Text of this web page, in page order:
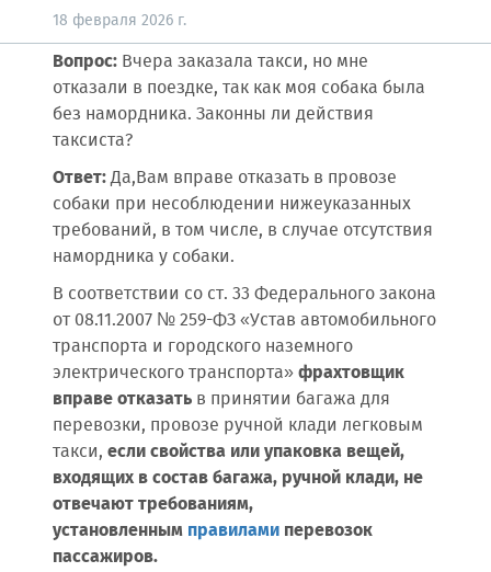
18 февраля 2026 г.
Вопрос: Вчера заказала такси, но мне
отказали в поездке, так как моя собака была
без намордника. Законны ли действия
таксиста?
Ответ:Да,Вам вправе отказать в провозе
собаки при несоблюдении нижеуказанных
требований, в том числе, в случае отсутствия
намордника у собаки.
В соответствии со ст. 33 Федерального закона
от 08.11.2007 № 259-ФЗ «Устав автомобильного
транспорта и городского наземного
электрического транспорта»фрахтовщик
вправе отказать в принятии багажа для
перевозки, провозе ручной клади легковым
такси, еслисвойства или упаковка вещей,
входящих в состав багажа, ручной клади, не
отвечают требованиям,
установленным правилами перевозок
пассажиров.